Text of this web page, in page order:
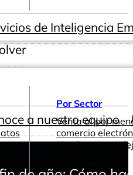
Por Sector
Venta al por
comercio
Hoteles y
Restaurantes
de Inteligencia
a nuestro equipo